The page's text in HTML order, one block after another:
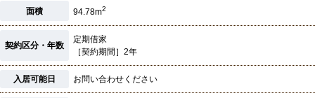
面積 94.78m2
契約区分・年数
定期借家
［契約期間］2年
入居可能日 お問い合わせください